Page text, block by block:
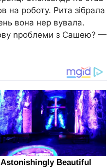
на роботу. Рита зібрала
вона нер вувала.
nроблеми з Сашею? —